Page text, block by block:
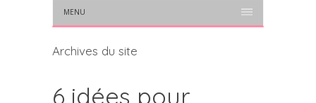
MENU
Archives du site
6 idées pour